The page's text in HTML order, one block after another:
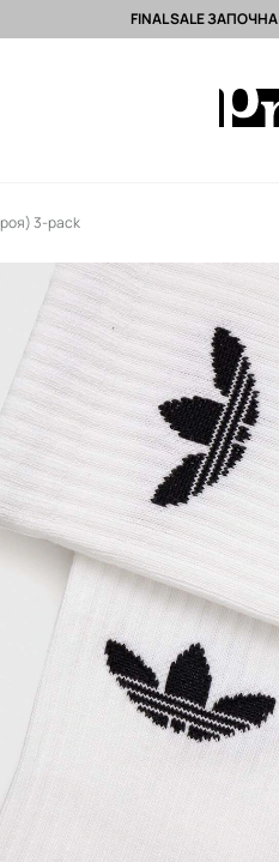
за поръчки над 90 EUR *FINAL SALE
3-pack